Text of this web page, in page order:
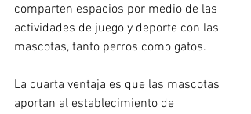
comparten espacios por medio de las
actividades de juego y deporte con las
mascotas, tanto perros como gatos.
La cuarta ventaja es que las mascotas
aportan al establecimiento de